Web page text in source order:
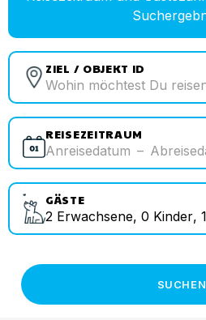
ZIEL / OBJEKT ID
REISEZEITRAUM
Anreisedatum –
GÄSTE
2 Erwachsene, 0 Kinder, 1
SUCHEN